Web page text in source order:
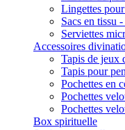
Lingettes
Sacs en tissu
Serviettes
Accessoires
Tapis de jeux
Tapis pour
Pochettes en
Pochettes
Pochettes
Box spirituelle